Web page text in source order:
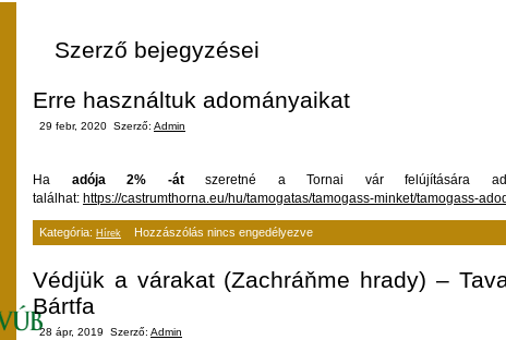
Szerző bejegyzései
Erre használtuk adományaikat
29 febr, 2020 Szerző: Admin
Ha adója 2% -átszeretné a Tornai vár felújítására
találhat: https://castrumthorna.eu/hu/tamogatas/tamogass-minket/tamogass-
Kategória: Hírek Hozzászólás nincs engedélyezve
Védjük a várakat (Zachráňme hrady) –
Bártfa
28 ápr, 2019 Szerző: Admin